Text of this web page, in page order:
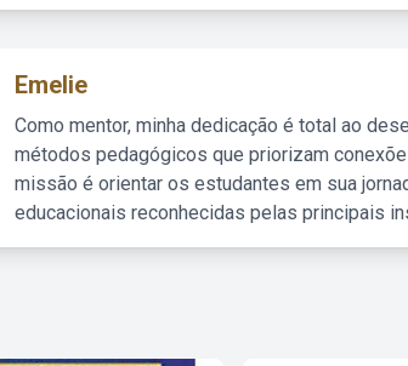
Emelie
Como mentor, minha dedicação é total ao
métodos pedagógicos que priorizam
missão é orientar os estudantes em sua
educacionais reconhecidas pelas principais